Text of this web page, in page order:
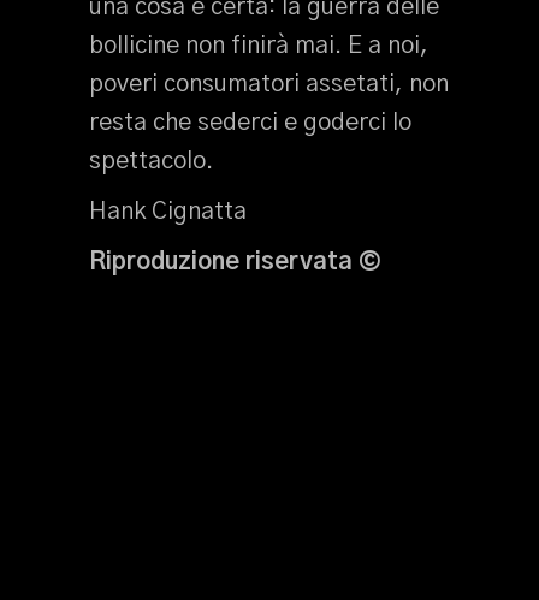
una cosa è certa: la guerra delle
bollicine non finirà mai. E a noi,
poveri consumatori assetati, non
resta che sederci e goderci lo
spettacolo.
Hank Cignatta
Riproduzione riservata ©